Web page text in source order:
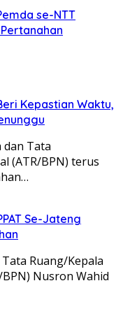
se-NTT
Kepastian Waktu,
dan Tata
(ATR/BPN) terus
Se-Jateng
Ruang/Kepala
Nusron Wahid